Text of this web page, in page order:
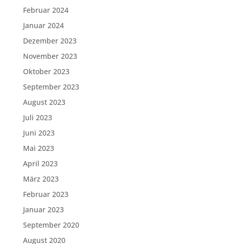
Februar 2024
Januar 2024
Dezember 2023
November 2023
Oktober 2023
September 2023
August 2023
Juli 2023
Juni 2023
Mai 2023
April 2023
März 2023
Februar 2023
Januar 2023
September 2020
August 2020